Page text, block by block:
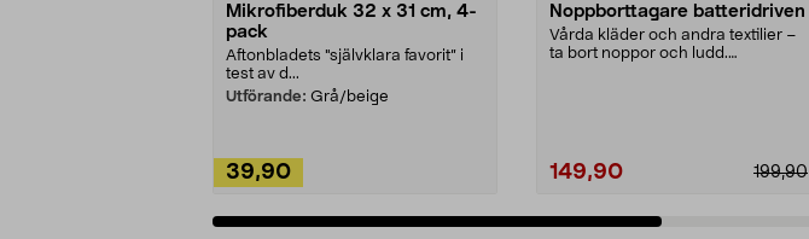
Mikrofiberduk 32 x 31 cm, 4-
pack
Aftonbladets "självklara favorit” i
test av d...
Utförande: Grå/beige
39,90
Noppborttagare batteridriven
Vårda kläder och andra textilier –
ta bort noppor och ludd.
199,90
149,90